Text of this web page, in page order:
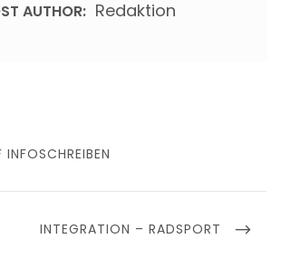
AUTHOR: Redaktion
NEXT
INTEGRATION – RADSPORT